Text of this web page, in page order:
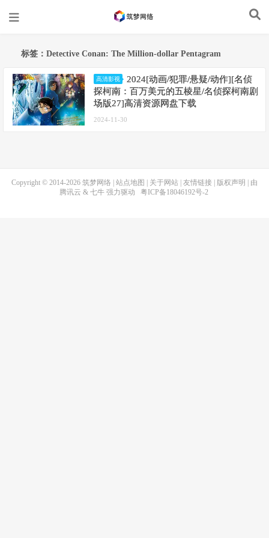
标签：Detective Conan: The Million-dollar Pentagram
高清影视
2024[动画/犯罪/悬疑/动作][名侦
探柯南：百万美元的五棱星/名侦探柯南剧
场版27]高清资源网盘下载
2024-11-30
Copyright © 2014-2026 筑梦网络 站点地图 关于网站 友情链接 版权声明
| 由
腾讯云 & 七牛强力驱动 粤ICP备18046192号-2